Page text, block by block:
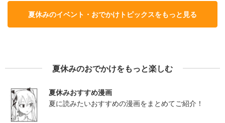
夏休みのイベント・おでかけトピックスをもっと見る
夏休みのおでかけをもっと楽しむ
夏休みおすすめ漫画
夏に読みたいおすすめの漫画をまとめてご紹介！